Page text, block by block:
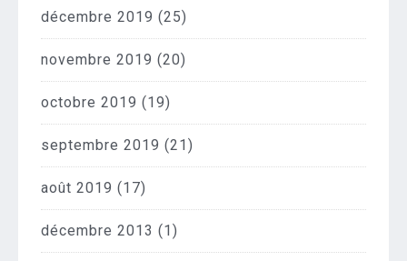
décembre 2019 (25)
novembre 2019 (20)
octobre 2019 (19)
septembre 2019 (21)
août 2019 (17)
décembre 2013 (1)